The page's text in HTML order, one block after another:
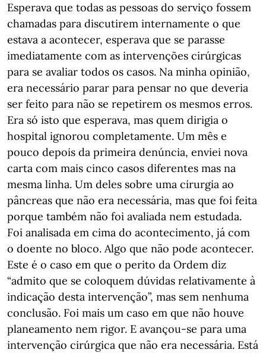
Esperava que todas as pessoas do serviço fossem
chamadas para discutirem internamente o que
estava a acontecer, esperava que se parasse
imediatamente com as intervenções cirúrgicas
para se avaliar todos os casos. Na minha opinião,
era necessário parar para pensar no que deveria
ser feito para não se repetirem os mesmos erros.
Era só isto que esperava, mas quem dirigia o
hospital ignorou completamente. Um mês e
pouco depois da primeira denúncia, enviei nova
carta com mais cinco casos diferentes mas na
mesma linha. Um deles sobre uma cirurgia ao
pâncreas que não era necessária, mas que foi feita
porque também não foi avaliada nem estudada.
Foi analisada em cima do acontecimento, já com
o doente no bloco. Algo que não pode acontecer.
Este é o caso em que o perito da Ordem diz
“admito que se coloquem dúvidas relativamente à
indicação desta intervenção”, mas sem nenhuma
conclusão. Foi mais um caso em que não houve
planeamento nem rigor. E avançou-se para uma
intervenção cirúrgica que não era necessária. Está